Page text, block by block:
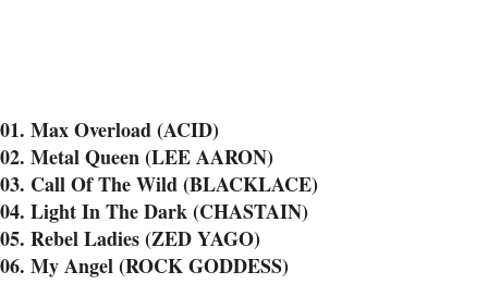
01. Max Overload (ACID)
02. Metal Queen (LEE AARON)
03. Call Of The Wild (BLACKLACE)
04. Light In The Dark (CHASTAIN)
05. Rebel Ladies (ZED YAGO)
06. My Angel (ROCK GODDESS)